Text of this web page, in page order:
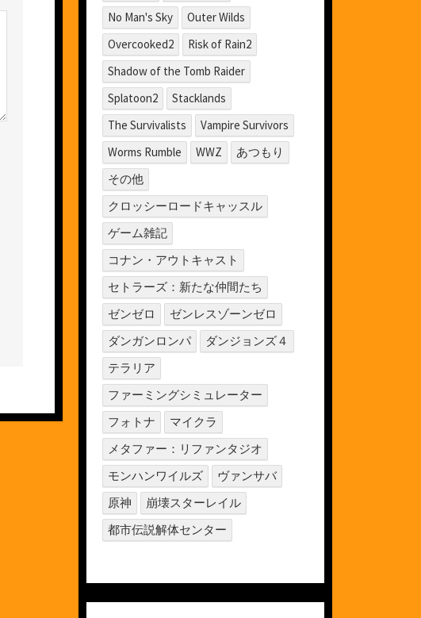
No Man's Sky
Outer Wilds
Overcooked2
Risk of Rain2
Shadow of the Tomb Raider
Splatoon2
Stacklands
The Survivalists
Vampire Survivors
Worms Rumble
WWZ
あつもり
その他
クロッシーロードキャッスル
ゲーム雑記
コナン・アウトキャスト
セトラーズ：新たな仲間たち
ゼンゼロ
ゼンレスゾーンゼロ
ダンガンロンパ
ダンジョンズ４
テラリア
ファーミングシミュレーター
フォトナ
マイクラ
メタファー：リファンタジオ
モンハンワイルズ
ヴァンサバ
原神
崩壊スターレイル
都市伝説解体センター